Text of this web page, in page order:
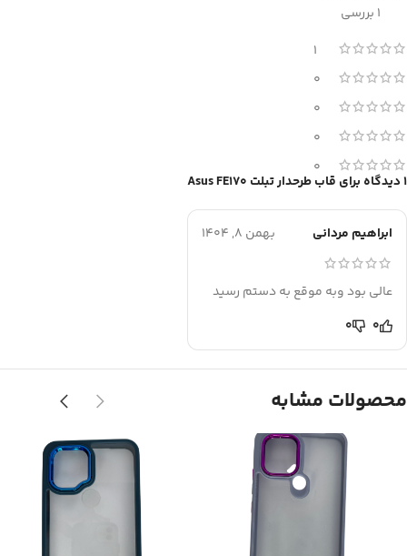
1 بررسی
1
0
0
0
0
1 دیدگاه برای قاب طرحدار تبلت Asus FE170
ابراهیم مردانی بهمن 8, 1404
عالی بود وبه موقع به دستم رسید
0
0
محصولات مشابه